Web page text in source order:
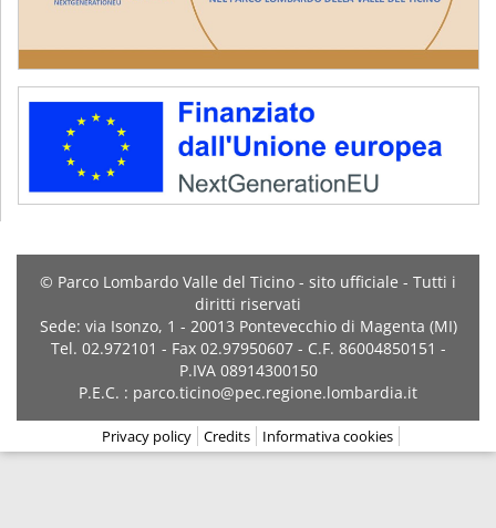
© Parco Lombardo Valle del Ticino - sito ufficiale - Tutti i
diritti riservati
Sede: via Isonzo, 1 - 20013 Pontevecchio di Magenta (MI)
Tel. 02.972101 - Fax 02.97950607 - C.F. 86004850151 -
P.IVA 08914300150
P.E.C. : parco.ticino@pec.regione.lombardia.it
Privacy policy Credits Informativa cookies